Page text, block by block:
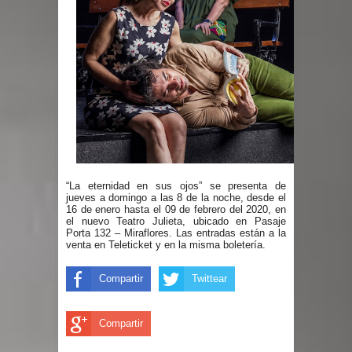
“La eternidad en sus ojos” se presenta de
jueves a domingo a las 8 de la noche, desde el
16 de enero hasta el 09 de febrero del 2020, en
el nuevo Teatro Julieta, ubicado en Pasaje
Porta 132 – Miraflores. Las entradas están a la
venta en Teleticket y en la misma boletería.
Compartir Twittear
Compartir